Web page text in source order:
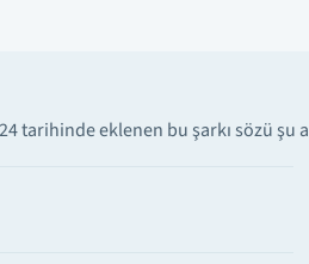
tarihinde eklenen bu şarkı sözü